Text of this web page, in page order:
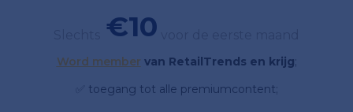
€10
Word member van RetailTrends en krijg;
✅ toegang tot alle premiumcontent;